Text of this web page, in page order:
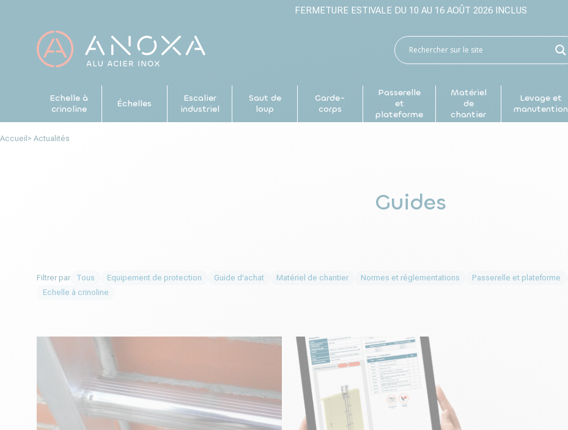
FERMETURE ESTIVALE DU 10 AU 16 AOÛT 2026 INCLUS
Echelle à
crinoline
Échelles
Escalier
industriel
Saut de
loup
Garde-
corps
Passerelle
et
plateforme
Matériel
de
chantier
Levage et
manutention
Accueil > Actualités
Guides
Filtrer par Tous Equipement de protection Guide d'achat Matériel de chantier Normes et réglementations Passerelle et plateforme
Echelle à crinoline